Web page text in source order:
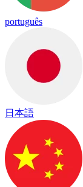
português
日本語